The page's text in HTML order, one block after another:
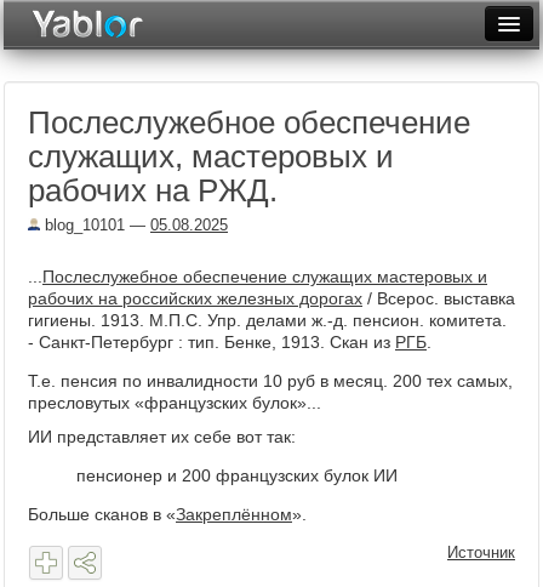
Неделя
Месяц
Фототоп
Послеслужебное обеспечение
служащих, мастеровых и
рабочих на РЖД.
blog_10101 — 05.08.2025
Послеслужебное обеспечение служащих мастеровых и
рабочих на российских железных дорогах / Всерос. выставка
гигиены. 1913. М.П.С. Упр. делами ж.-д. пенсион. комитета.
- Санкт-Петербург : тип. Бенке, 1913. Скан из РГБ
Т.е. пенсия по инвалидности 10 руб в месяц. 200 тех самых,
пресловутых «французских булок»...
ИИ представляет их себе вот так:
пенсионер и 200 французских булок ИИ
Больше сканов в «Закреплённом».
Источник